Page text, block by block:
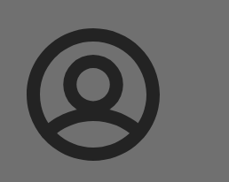
Kirjaudu
RPHb/RPHd/RPHbd